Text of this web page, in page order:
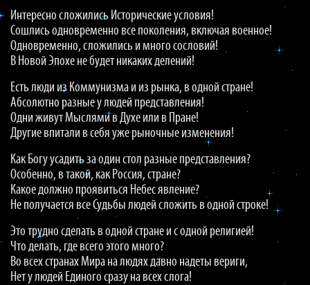
Интересно сложились Исторические условия!
Сошлись одновременно все поколения, включая военное!
Одновременно, сложились и много сословий!
В Новой Эпохе не будет никаких делений!
Есть люди из Коммунизма и из рынка, в одной стране!
Абсолютно разные у людей представления!
Одни живут Мыслями в Духе или в Пране!
Другие впитали в себя уже рыночные изменения!
Как Богу усадить за один стол разные представления?
Особенно, в такой, как Россия, стране?
Какое должно проявиться Небес явление?
Не получается все Судьбы людей сложить в одной строке!
Это трудно сделать в одной стране и с одной религией!
Что делать, где всего этого много?
Во всех странах Мира на людях давно надеты вериги,
Нет у людей Единого сразу на всех слога!